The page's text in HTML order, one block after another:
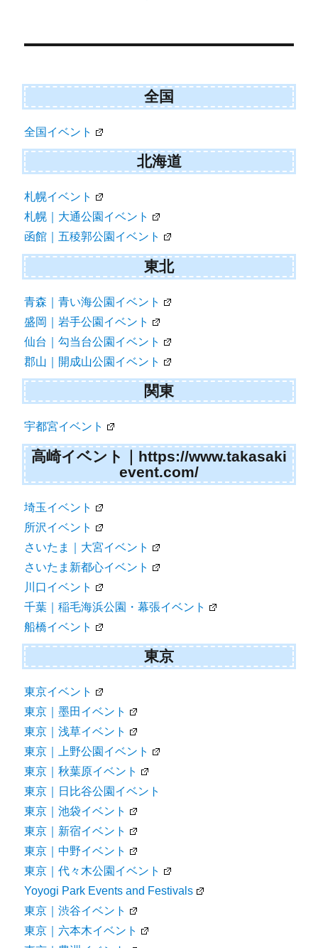
全国
全国イベント
北海道
札幌イベント
札幌｜大通公園イベント
函館｜五稜郭公園イベント
東北
青森｜青い海公園イベント
盛岡｜岩手公園イベント
仙台｜勾当台公園イベント
郡山｜開成山公園イベント
関東
宇都宮イベント
高崎イベント｜https://www.takasaki
event.com/
埼玉イベント
所沢イベント
さいたま｜大宮イベント
さいたま新都心イベント
川口イベント
千葉｜稲毛海浜公園・幕張イベント
船橋イベント
東京
東京イベント
東京｜墨田イベント
東京｜浅草イベント
東京｜上野公園イベント
東京｜秋葉原イベント
東京｜日比谷公園イベント
東京｜池袋イベント
東京｜新宿イベント
東京｜中野イベント
東京｜代々木公園イベント
Yoyogi Park Events and Festivals
東京｜渋谷イベント
東京｜六本木イベント